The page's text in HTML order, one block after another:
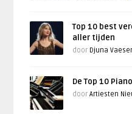
Top 10 best
aller tijden
door Djuna
De Top 10
doorArtiesten